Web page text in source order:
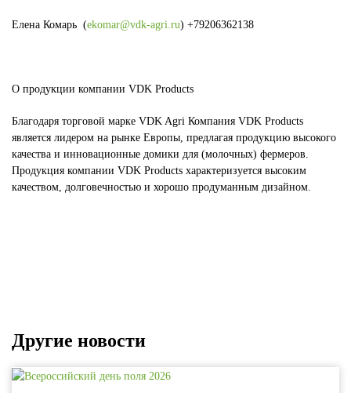
Елена Комарь (ekomar@vdk-agri.ru) +79206362138
О продукции компании VDK Products
Благодаря торговой марке VDK Agri Компания VDK Products
является лидером на рынке Европы, предлагая продукцию высокого
качества и инновационные домики для (молочных) фермеров.
Продукция компании VDK Products характеризуется высоким
качеством, долговечностью и хорошо продуманным дизайном.
Другие новости